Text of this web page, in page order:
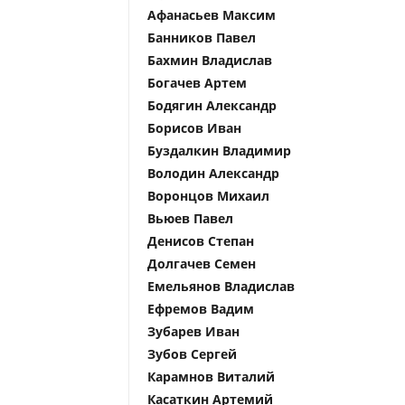
Афанасьев Максим
Банников Павел
Бахмин Владислав
Богачев Артем
Бодягин Александр
Борисов Иван
Буздалкин Владимир
Володин Александр
Воронцов Михаил
Вьюев Павел
Денисов Степан
Долгачев Семен
Емельянов Владислав
Ефремов Вадим
Зубарев Иван
Зубов Сергей
Карамнов Виталий
Касаткин Артемий